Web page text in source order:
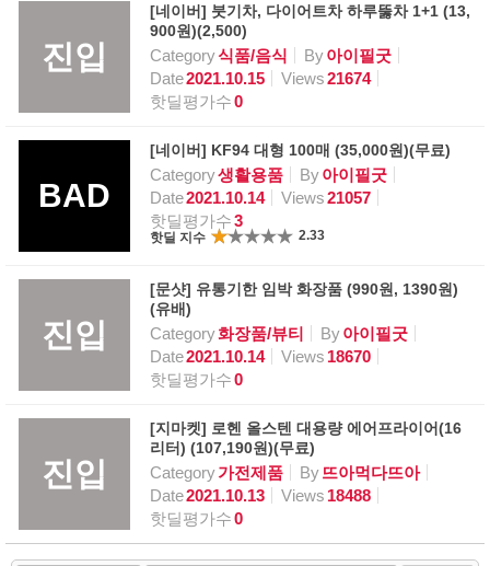
진입
[네이버] 붓기차, 다이어트차 하루뚫차 1+1 (13,
900원)(2,500)
Category식품/음식 By아이필굿
Date2021.10.15 Views21674
핫딜평가수0
BAD
[네이버] KF94 대형 100매 (35,000원)(무료)
Category생활용품 By아이필굿
Date2021.10.14 Views21057
핫딜평가수3
핫딜 지수 2.33
진입
[문샷] 유통기한 임박 화장품 (990원, 1390원)
(유배)
Category화장품/뷰티 By아이필굿
Date2021.10.14 Views 18670
핫딜평가수0
진입
[지마켓] 로헨 올스텐 대용량 에어프라이어(16
리터) (107,190원)(무료)
Category가전제품 By뜨아먹다뜨아
Date2021.10.13 Views 18488
핫딜평가수0